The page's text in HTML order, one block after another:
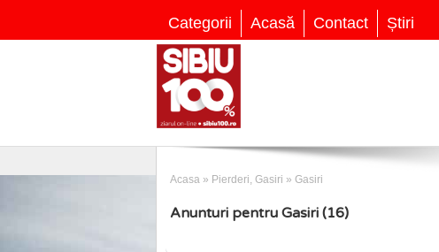
Categorii Acasă Contact Știri
Acasa » Pierderi, Gasiri » Gasiri
Anunturi pentru Gasiri (16)